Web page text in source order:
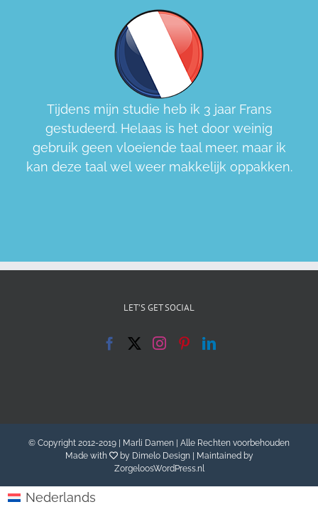
Tijdens mijn studie heb ik 3 jaar Frans
gestudeerd. Helaas is het door weinig
gebruik geen vloeiende taal meer, maar ik
kan deze taal wel weer makkelijk oppakken.
LET’S GET SOCIAL
© Copyright 2012-2019 | Marli Damen | Alle Rechten voorbehouden
Made with
by Dimelo Design| Maintained by
ZorgeloosWordPress.nl
Nederlands